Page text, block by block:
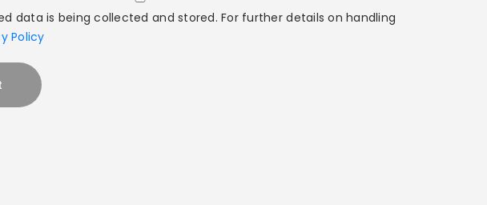
data is being collected and stored. For further details on handling
Policy